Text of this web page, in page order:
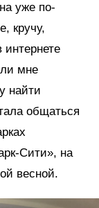
уже по-
кручу,
мне
найти
общаться
Сити», на
весной.